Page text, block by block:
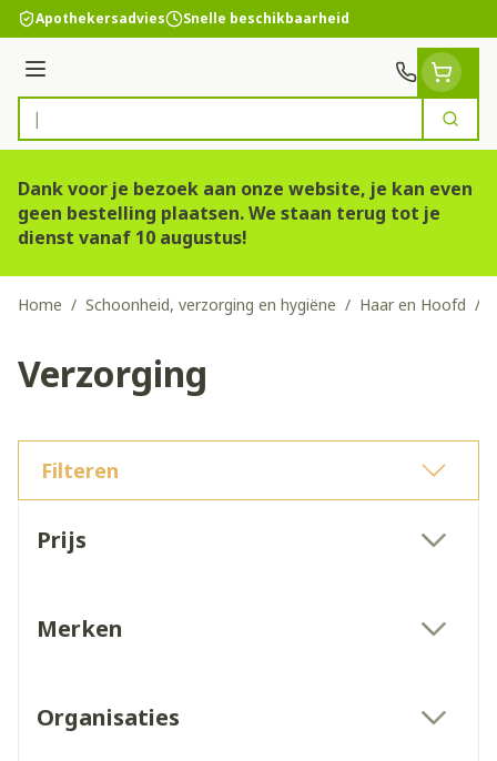
Ga naar de inhoud
Apothekersadvies Snelle beschikbaarheid
Menu
Product, merk, categorie...
Zoek
Dank voor je bezoek aan onze website, je kan even
geen bestelling plaatsen. We staan terug tot je
dienst vanaf 10 augustus!
Home / Schoonheid, verzorging en hygiëne / Haar en Hoofd /
Verzorging
Filteren
Prijs
Merken
Organisaties